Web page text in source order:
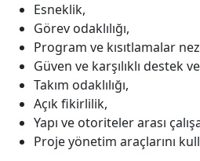
Esneklik,
Görev odaklılığı,
Program ve kısıtlamalar
Güven ve karşılıklı destek
Takım odaklılığı,
Açık fikirlilik,
Yapı ve otoriteler arası
Proje yönetim araçlarını